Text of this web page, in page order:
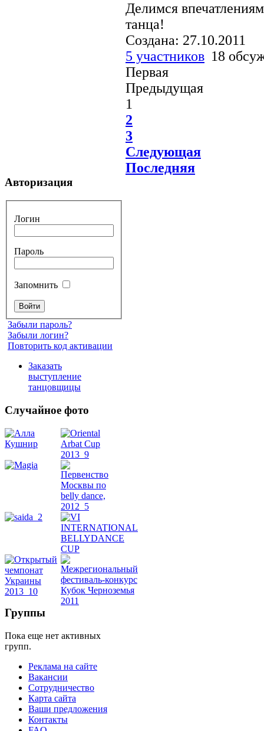
Делимся
танца!
Создана: 27.10.2011
5 участников 18
Первая
Предыдущая
1
2
3
Следующая
Последняя
Авторизация
Логин
Пароль
Запомнить
Забыли пароль?
Забыли логин?
Повторить код активации
Заказать
выступление
танцовщицы
Случайное фото
Dance
видео
Группы
Пока еще нет активных
групп.
Реклама на сайте
Вакансии
Сотрудничество
Карта сайта
Ваши предложения
Контакты